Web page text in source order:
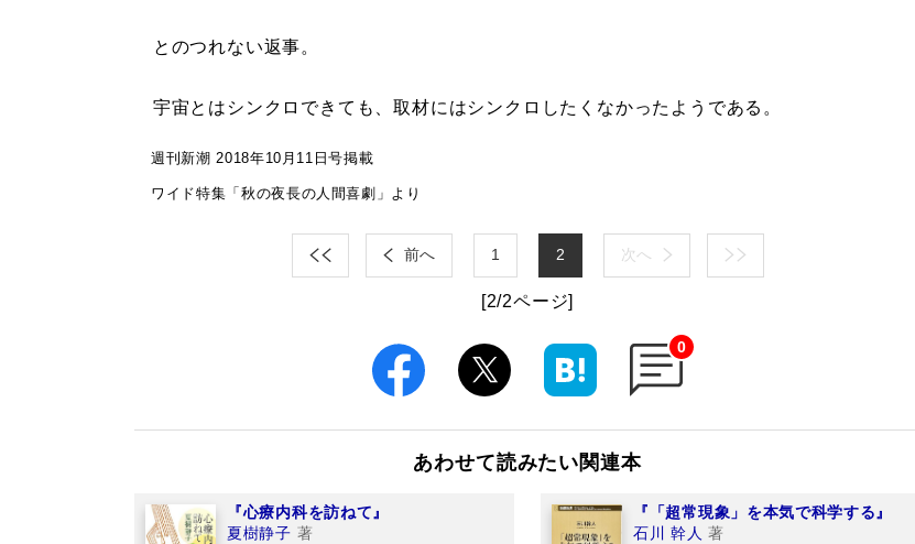
とのつれない返事。
宇宙とはシンクロできても、取材にはシンクロしたくなかったようである。
週刊新潮 2018年10月11日号掲載
ワイド特集「秋の夜長の人間喜劇」より
前へ 1 2 次へ
[2/2ページ]
0
あわせて読みたい関連本
『心療内科を訪ねて』
夏樹静子 著
『「超常現象」を本気で科学する』
石川 幹人 著